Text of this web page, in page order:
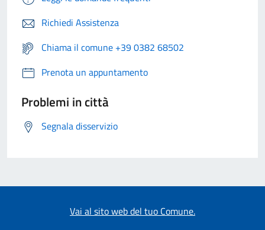
Richiedi Assistenza
Chiama il comune +39 0382 68502
Prenota un appuntamento
Problemi in città
Segnala disservizio
Vai al sito web del tuo Comune.